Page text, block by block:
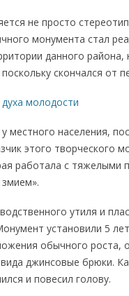
не просто
монумента стал
данного
скончался от
населения,
этого творческого
работала с тяжелыми
утиля и
установили 5
обычного роста,
вида джинсовые брюки.
и повесил голову.